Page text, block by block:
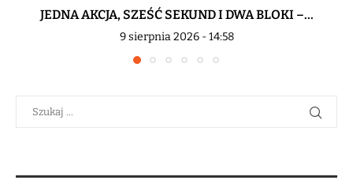
JEDNA AKCJA, SZEŚĆ SEKUND I DWA BLOKI –...
9 sierpnia 2026 - 14:58